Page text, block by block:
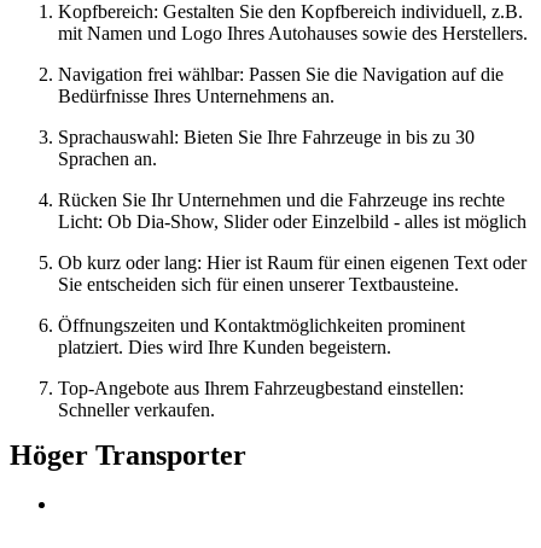
Kopfbereich: Gestalten Sie den Kopfbereich individuell, z.B.
mit Namen und Logo Ihres Autohauses sowie des Herstellers.
Navigation frei wählbar: Passen Sie die Navigation auf die
Bedürfnisse Ihres Unternehmens an.
Sprachauswahl: Bieten Sie Ihre Fahrzeuge in bis zu 30
Sprachen an.
Rücken Sie Ihr Unternehmen und die Fahrzeuge ins rechte
Licht: Ob Dia-Show, Slider oder Einzelbild - alles ist möglich
Ob kurz oder lang: Hier ist Raum für einen eigenen Text oder
Sie entscheiden sich für einen unserer Textbausteine.
Öffnungszeiten und Kontaktmöglichkeiten prominent
platziert. Dies wird Ihre Kunden begeistern.
Top-Angebote aus Ihrem Fahrzeugbestand einstellen:
Schneller verkaufen.
Höger Transporter